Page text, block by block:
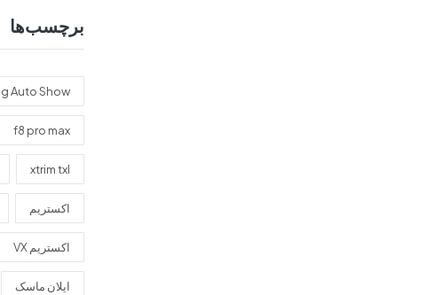
برچسب‌ها
Auto Show
f8 pro max
xtrim txl
اکستریم
اکستریم VX
ایلان ماسک